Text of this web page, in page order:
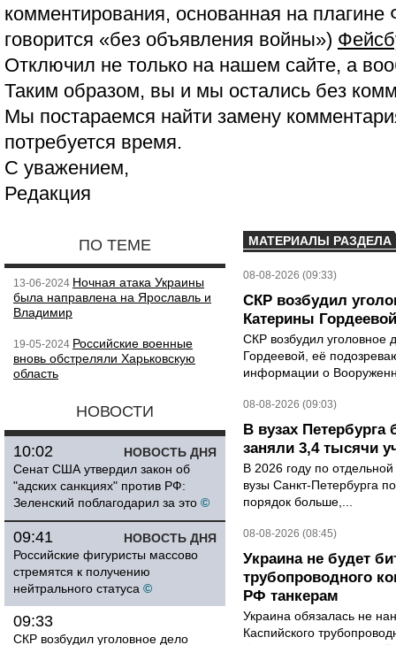
комментирования, основанная на
говорится «без объявления войны»)
Отключил не только на нашем сайте, а
Таким образом, вы и мы остались без
Мы постараемся найти замену
потребуется время.
С уважением,
Редакция
ПО ТЕМЕ
13-06-2024 Ночная атака Украины
была направлена на Ярославль и
Владимир
19-05-2024 Российские военные
вновь обстреляли Харьковскую
область
НОВОСТИ
НОВОСТЬ ДНЯ
10:02
Сенат США утвердил закон об
"адских санкциях" против РФ:
Зеленский поблагодарил за это ©
НОВОСТЬ ДНЯ
09:41
Российские фигуристы массово
стремятся к получению
нейтрального статуса ©
09:33
СКР возбудил уголовное дело
МАТЕРИАЛЫ РАЗДЕЛА
08-08-2026 (09:33)
СКР возбудил
Катерины Гордеевой
СКР возбудил уголовное
Гордеевой, её
информации о
08-08-2026 (09:03)
В вузах
заняли 3,4 тысячи
В 2026 году по
вузы Санкт-Петербурга
порядок больше,...
08-08-2026 (08:45)
Украина не будет
трубопроводного
РФ танкерам
Украина обязалась не
Каспийского